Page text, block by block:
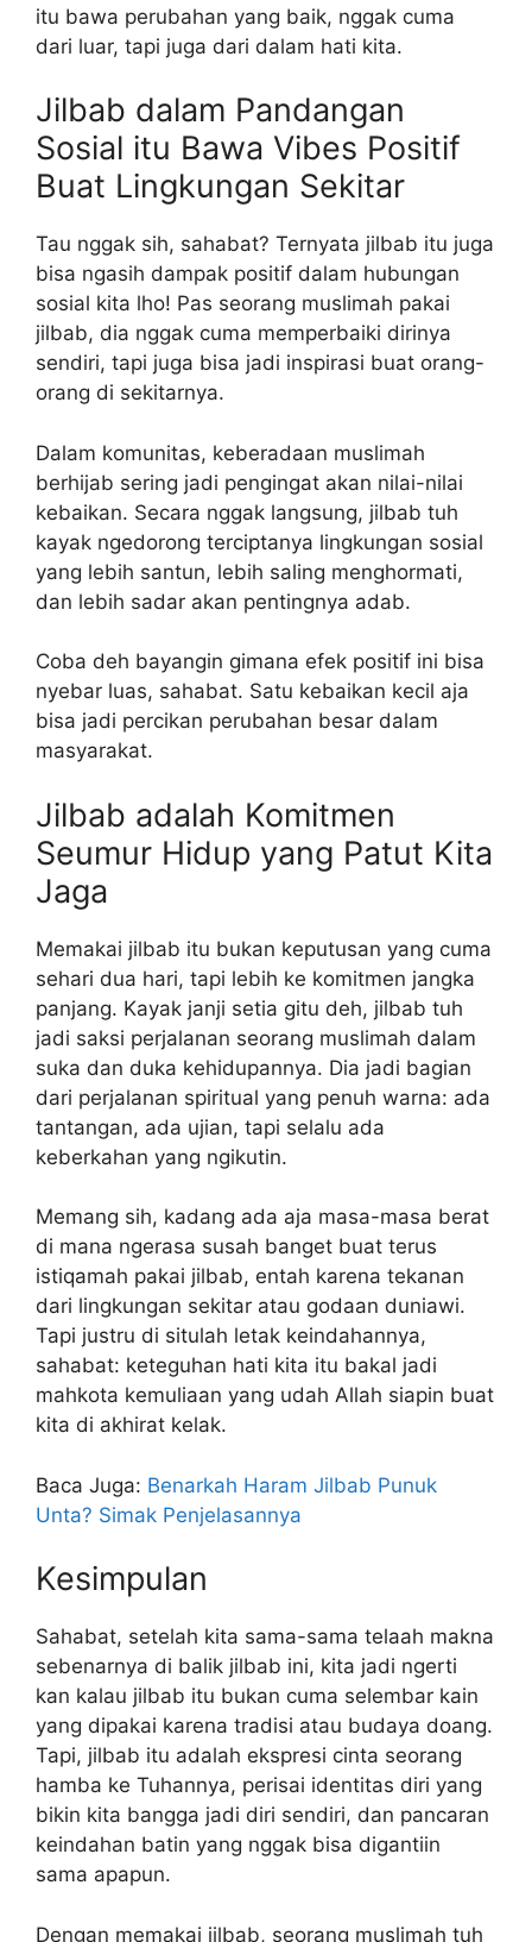
itu bawa perubahan yang baik, nggak cuma
dari luar, tapi juga dari dalam hati kita.
Jilbab dalam Pandangan
Sosial itu Bawa Vibes Positif
Buat Lingkungan Sekitar
Tau nggak sih, sahabat? Ternyata jilbab itu juga
bisa ngasih dampak positif dalam hubungan
sosial kita lho! Pas seorang muslimah pakai
jilbab, dia nggak cuma memperbaiki dirinya
sendiri, tapi juga bisa jadi inspirasi buat orang-
orang di sekitarnya.
Dalam komunitas, keberadaan muslimah
berhijab sering jadi pengingat akan nilai-nilai
kebaikan. Secara nggak langsung, jilbab tuh
kayak ngedorong terciptanya lingkungan sosial
yang lebih santun, lebih saling menghormati,
dan lebih sadar akan pentingnya adab.
Coba deh bayangin gimana efek positif ini bisa
nyebar luas, sahabat. Satu kebaikan kecil aja
bisa jadi percikan perubahan besar dalam
masyarakat.
Jilbab adalah Komitmen
Seumur Hidup yang Patut Kita
Jaga
Memakai jilbab itu bukan keputusan yang cuma
sehari dua hari, tapi lebih ke komitmen jangka
panjang. Kayak janji setia gitu deh, jilbab tuh
jadi saksi perjalanan seorang muslimah dalam
suka dan duka kehidupannya. Dia jadi bagian
dari perjalanan spiritual yang penuh warna: ada
tantangan, ada ujian, tapi selalu ada
keberkahan yang ngikutin.
Memang sih, kadang ada aja masa-masa berat
di mana ngerasa susah banget buat terus
istiqamah pakai jilbab, entah karena tekanan
dari lingkungan sekitar atau godaan duniawi.
Tapi justru di situlah letak keindahannya,
sahabat: keteguhan hati kita itu bakal jadi
mahkota kemuliaan yang udah Allah siapin buat
kita di akhirat kelak.
Baca Juga: Benarkah Haram Jilbab Punuk
Unta? Simak Penjelasannya
Kesimpulan
Sahabat, setelah kita sama-sama telaah makna
sebenarnya di balik jilbab ini, kita jadi ngerti
kan kalau jilbab itu bukan cuma selembar kain
yang dipakai karena tradisi atau budaya doang.
Tapi, jilbab itu adalah ekspresi cinta seorang
hamba ke Tuhannya, perisai identitas diri yang
bikin kita bangga jadi diri sendiri, dan pancaran
keindahan batin yang nggak bisa digantiin
sama apapun.
Dengan memakai jilbab, seorang muslimah tuh